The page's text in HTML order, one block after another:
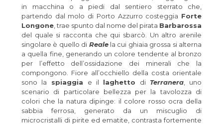
in macchina o a piedi dal sentiero sterrato che,
partendo dal molo di Porto Azzurro costeggia Forte
Longone , trae spunto dal nome del pirata Barbarossa
del quale si racconta che qui sbarcò. Un altro arenile
singolare è quello di Realela cui ghiaia grossa si alterna
a quella fine, generando un colore tendente al bronzo
per l’effetto dell’ossidazione dei minerali che la
compongono. Fiore all’occhiello della costa orientale
sono la spiaggia e il laghetto di Terranera, uno
scenario di particolare bellezza per la tavolozza di
colori che la natura dipinge: il colore rosso ocra della
sabbia ferrosa, generato da un miscuglio di
microcristalli di pirite ed ematite, contrasta fortemente